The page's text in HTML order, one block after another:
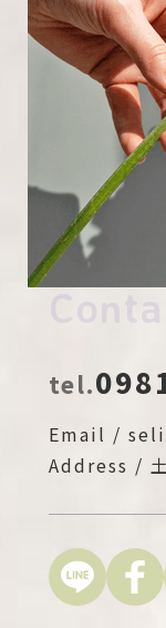
tel.
Email /
Address /